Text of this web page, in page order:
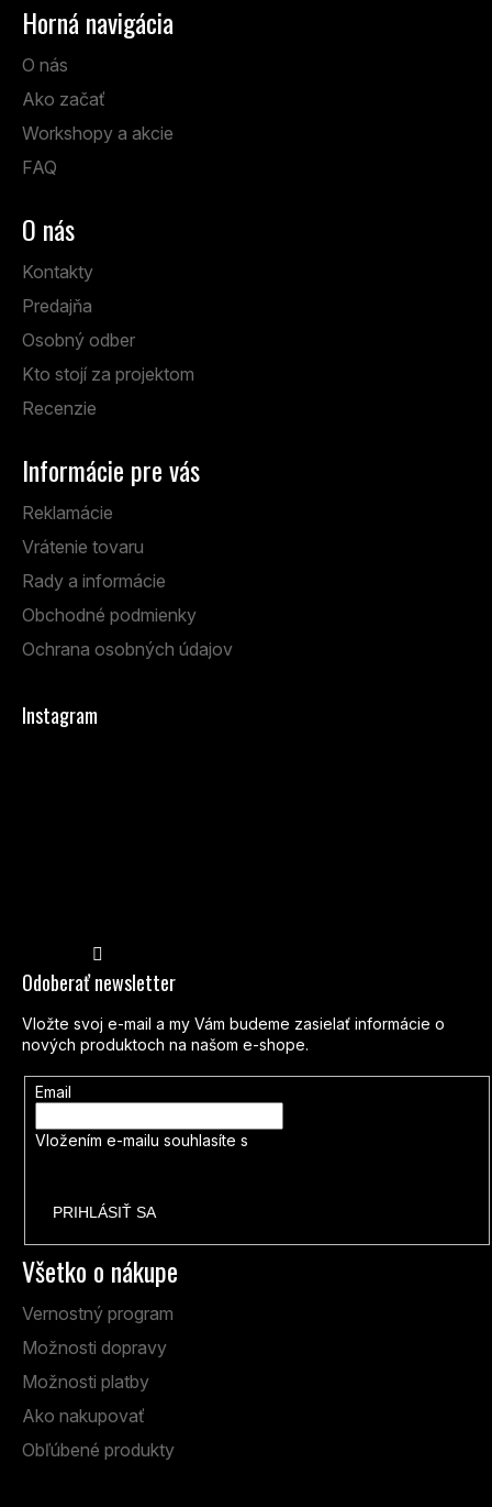
Všetko o nákupe
Vernostný program
Možnosti dopravy
Možnosti platby
Ako nakupovať
Obľúbené produkty
Horná navigácia
O nás
Ako začať
Workshopy a akcie
FAQ
O nás
Kontakty
Predajňa
Osobný odber
Kto stojí za projektom
Recenzie
Informácie pre vás
Reklamácie
Vrátenie tovaru
Rady a informácie
Obchodné podmienky
Ochrana osobných údajov
Instagram
Odoberať newsletter
Vložte svoj e-mail a my Vám budeme zasielať informácie o
nových produktoch na našom e-shope.
Email
Vložením e-mailu souhlasíte s
PRIHLÁSIŤ SA